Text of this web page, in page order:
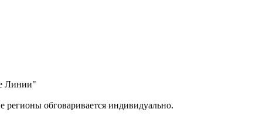
Линии"
регионы обговаривается индивидуально.